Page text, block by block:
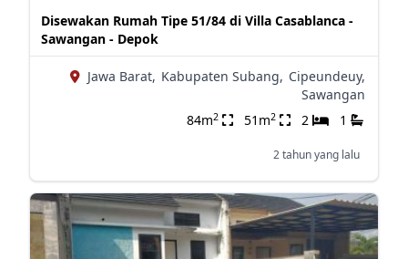
Disewakan Rumah Tipe 51/84 di Villa Casablanca -
Sawangan - Depok
Jawa Barat, Kabupaten Subang, Cipeundeuy,
Sawangan
84m2 51m2 2 1
2 tahun yang lalu